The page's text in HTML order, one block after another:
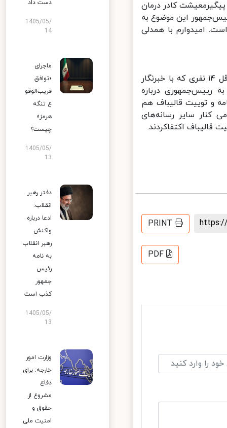
کادر درمان
این موضوع به
امیدوارم با همدلی
نکته قابل‌توجه در این میان آنکه عملا هیچ ‌یک از نمایندگان مجلس، حداقل ۱۴ نفری که با خبرنگار
رییس‌جمهوری درباره
و توییت قالیباف هم
کنار سایر رسانه‌های
اکتفاکردند.
PRINT
PDF
دست داد
1405/05/
14
ماجرای
«توافق
قریب‌الوقو
ع تنگه
هرمز»
چیست؟
1405/05/
13
دفتر رهبر
انقلاب:
ادعا درباره
واکنش
رهبر انقلاب
به نامه
رئیس
جمهور
کذب است
1405/05/
13
وزارت امور
خارجه: برای
دفاع
مشروع از
حقوق و
امنیت ملی